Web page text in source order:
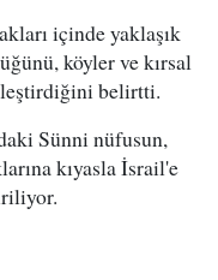
içinde yaklaşık
köyler ve kırsal
belirtti.
Sünni nüfusun,
kıyasla İsrail'e